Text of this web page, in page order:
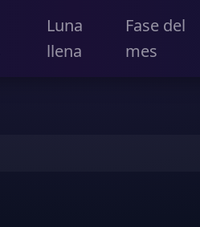
Luna
llena
Fase del
mes